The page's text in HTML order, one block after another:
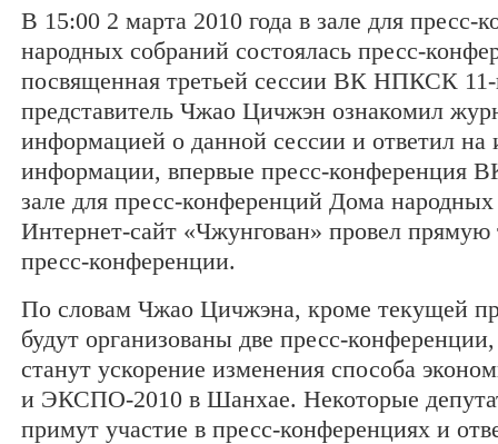
В 15:00 2 марта 2010 года в зале для пресс-
народных собраний состоялась пресс-
посвященная третьей сессии ВК НПКСК 11-
представитель Чжао Цичжэн ознакомил
информацией о данной сессии и ответил
информации, впервые пресс-
зале для пресс-конференций Дома
Интернет-сайт «Чжунгован» провел прямую
пресс-конференции.
По словам Чжао Цичжэна, кроме текущей
будут организованы две пресс-
станут ускорение изменения способа
и ЭКСПО-2010 в Шанхае. Некоторые
примут участие в пресс-конференциях и